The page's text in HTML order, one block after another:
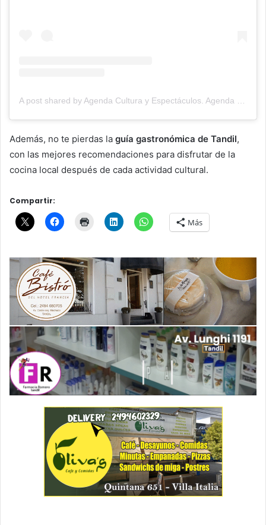
Además, no te pierdas la guía gastronómica de Tandil,
con las mejores recomendaciones para disfrutar de la
cocina local después de cada actividad cultural.
Compartir:
Más